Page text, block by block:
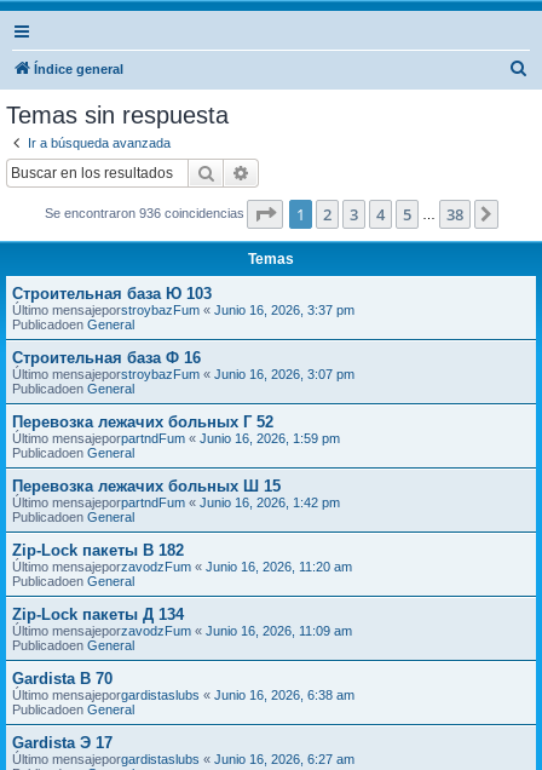
Índice general
Temas sin respuesta
Ir a búsqueda avanzada
Buscar
Se encontraron 936 coincidencias Página de 38
1 2 3 4 5 38
Temas
Строительная база Ю 103
Último mensajeporstroybazFum « Junio 16, 2026, 3:37 pm
Publicadoen General
Строительная база Ф 16
Último mensajeporstroybazFum « Junio 16, 2026, 3:07 pm
Publicadoen General
Перевозка лежачих больных Г 52
Último mensajeporpartndFum « Junio 16, 2026, 1:59 pm
Publicadoen General
Перевозка лежачих больных Ш 15
Último mensajeporpartndFum « Junio 16, 2026, 1:42 pm
Publicadoen General
Zip-Lock пакеты В 182
Último mensajeporzavodzFum « Junio 16, 2026, 11:20 am
Publicadoen General
Zip-Lock пакеты Д 134
Último mensajeporzavodzFum « Junio 16, 2026, 11:09 am
Publicadoen General
Gardista В 70
Último mensajeporgardistaslubs « Junio 16, 2026, 6:38 am
Publicadoen General
Gardista Э 17
Último mensajeporgardistaslubs « Junio 16, 2026, 6:27 am